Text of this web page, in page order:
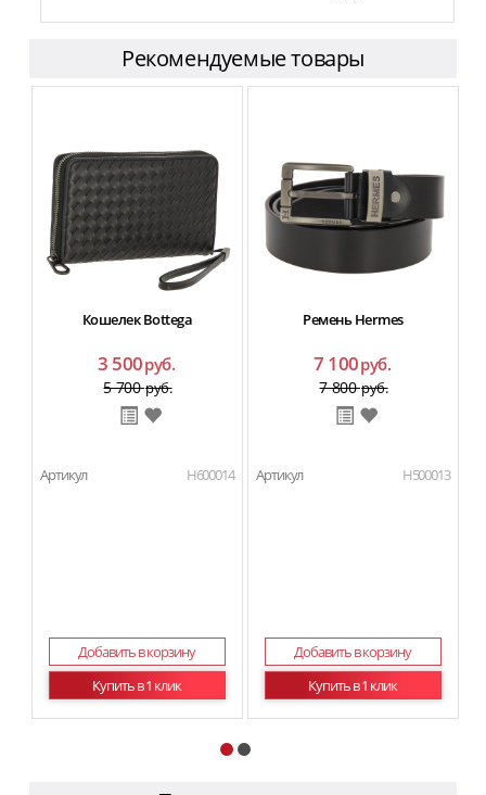
Рекомендуемые товары
Кошелек Bottega
3 500руб.
5 700руб.
Артикул H600014
Добавить в корзину
Купить в 1 клик
Ремень Hermes
7 100руб.
7 800руб.
Артикул H500013
Добавить в корзину
Купить в 1 клик